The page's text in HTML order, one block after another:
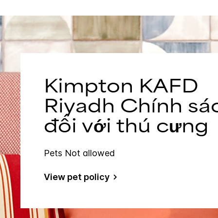
Kimpton KAFD
Riyadh Chính
đối với thú cưng
Pets Not allowed
View pet policy